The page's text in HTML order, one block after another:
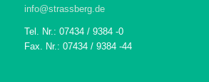
info@strassberg.de
Tel. Nr.: 07434 / 9384 -0
Fax. Nr.: 07434 / 9384 -44